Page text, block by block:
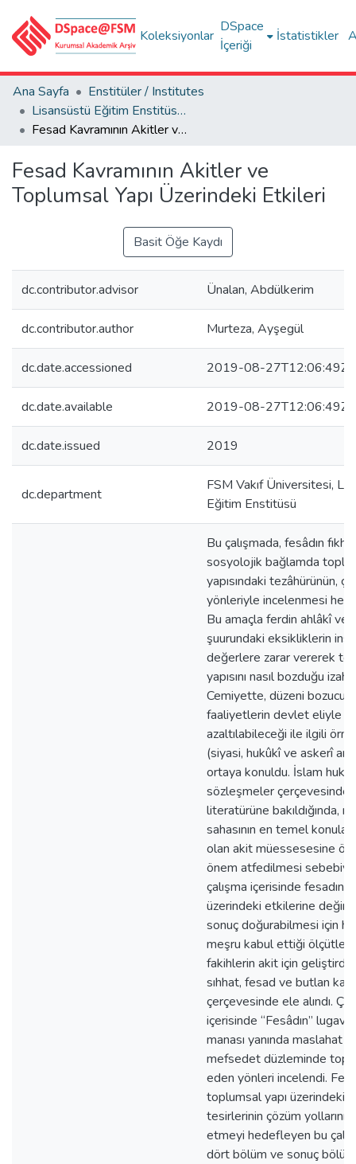
Koleksiyonlar
DSpace
İçeriği
İstatistikler
Ana Sayfa
Enstitüler / Institutes
Lisansüstü Eğitim Enstitüsü Tez Koleksiyonu
Fesad Kavramının Akitler ve Toplumsal Yapı Üzerindeki Etkileri
Fesad Kavramının Akitler ve
Toplumsal Yapı Üzerindeki Etkileri
Basit Öğe Kaydı
dc.contributor.advisor Ünalan, Abdülkerim
dc.contributor.author Murteza, Ayşegül
dc.date.accessioned 2019-08-27T12:06:49Z
dc.date.available 2019-08-27T12:06:49Z
dc.date.issued 2019
dc.department
FSM Vakıf Üniversitesi,
Eğitim Enstitüsü
Bu çalışmada, fesâdın fıkhî
sosyolojik bağlamda
yapısındaki tezâhürünün,
yönleriyle incelenmesi
Bu amaçla ferdin ahlâkî ve
şuurundaki eksikliklerin
değerlere zarar vererek
yapısını nasıl bozduğu izah
Cemiyette, düzeni bozucu
faaliyetlerin devlet eliyle
azaltılabileceği ile ilgili
(siyasi, hukûkî ve askerî
ortaya konuldu. İslam
sözleşmeler çerçevesinde
literatürüne bakıldığında,
sahasının en temel
olan akit müessesesine
önem atfedilmesi
çalışma içerisinde fesadın
üzerindeki etkilerine
sonuç doğurabilmesi için
meşru kabul ettiği ölçütler
fakihlerin akit için
sıhhat, fesad ve butlan
çerçevesinde ele alındı.
içerisinde “Fesâdın” lugavî
manası yanında maslahat
mefsedet düzleminde
eden yönleri incelendi.
toplumsal yapı üzerindeki
tesirlerinin çözüm yollarını
etmeyi hedefleyen bu
dört bölüm ve sonuç